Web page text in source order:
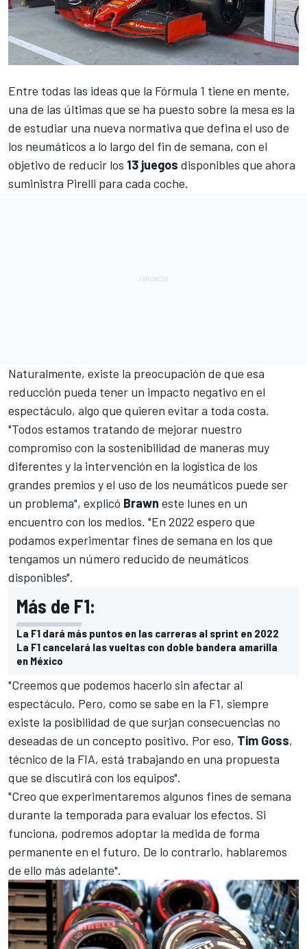
Entre todas las ideas que la Fórmula 1 tiene en mente,
una de las últimas que se ha puesto sobre la mesa es la
de estudiar una nueva normativa que defina el uso de
los neumáticos a lo largo del fin de semana, con el
objetivo de reducir los 13 juegos disponibles que ahora
suministra Pirelli para cada coche.
Naturalmente, existe la preocupación de que esa
reducción pueda tener un impacto negativo en el
espectáculo, algo que quieren evitar a toda costa.
"Todos estamos tratando de mejorar nuestro
compromiso con la sostenibilidad de maneras muy
diferentes y la intervención en la logística de los
grandes premios y el uso de los neumáticos puede ser
un problema", explicó Brawn este lunes en un
encuentro con los medios. "En 2022 espero que
podamos experimentar fines de semana en los que
tengamos un número reducido de neumáticos
disponibles".
Más de F1:
La F1 dará más puntos en las carreras al sprint en 2022
La F1 cancelará las vueltas con doble bandera amarilla
en México
"Creemos que podemos hacerlo sin afectar al
espectáculo. Pero, como se sabe en la F1, siempre
existe la posibilidad de que surjan consecuencias no
deseadas de un concepto positivo. Por eso, Tim Goss,
técnico de la FIA, está trabajando en una propuesta
que se discutirá con los equipos".
"Creo que experimentaremos algunos fines de semana
durante la temporada para evaluar los efectos. Si
funciona, podremos adoptar la medida de forma
permanente en el futuro. De lo contrario, hablaremos
de ello más adelante".